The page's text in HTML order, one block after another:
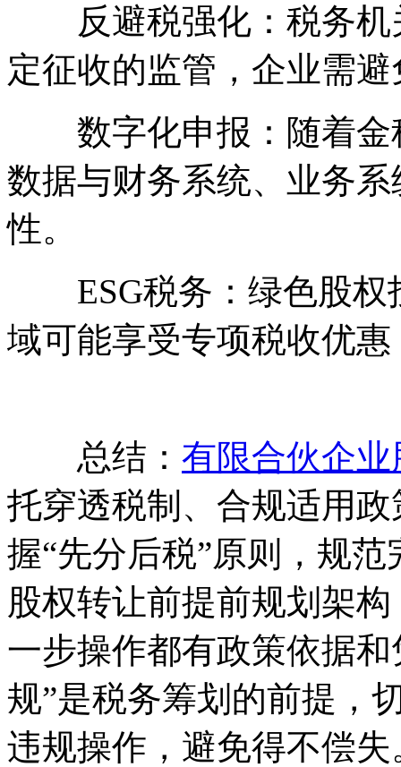
反避税强化：税务机
定征收的监管，企业需
数字化申报：随着金
数据与财务系统、业务
性。
ESG税务：绿色股权
域可能享受专项税收优
总结： 有限合伙企
托穿透税制、合规适用
握“先分后税”原则，规
股权转让前提前规划架
一步操作都有政策依据
规”是税务筹划的前提，
违规操作，避免得不偿失